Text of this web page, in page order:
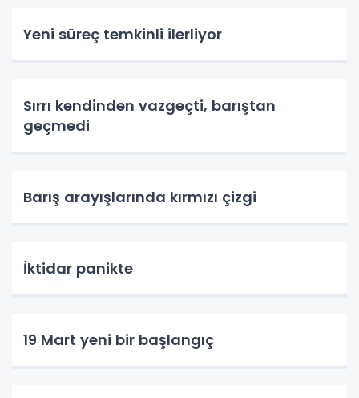
Yeni süreç temkinli ilerliyor
Sırrı kendinden vazgeçti, barıştan
geçmedi
Barış arayışlarında kırmızı çizgi
İktidar panikte
19 Mart yeni bir başlangıç